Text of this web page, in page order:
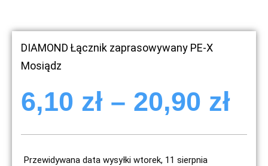
DIAMOND Łącznik zaprasowywany PE-X
Mosiądz
6,10 zł – 20,90 zł
Przewidywana data wysyłki wtorek, 11 sierpnia